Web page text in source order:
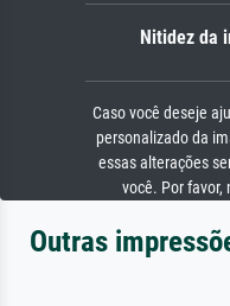
Nitidez da
Caso você deseje
personalizado da
essas alterações
você. Por favor,
Outras